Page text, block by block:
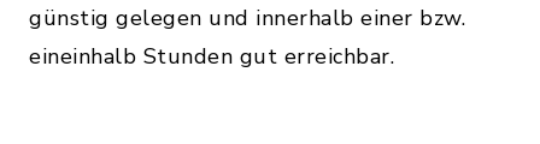
günstig gelegen und innerhalb einer bzw.
eineinhalb Stunden gut erreichbar.